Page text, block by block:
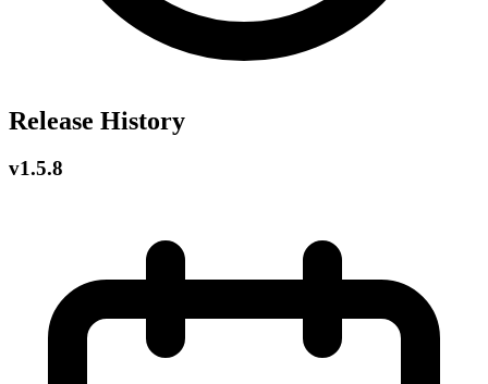
Release History
v1.5.8